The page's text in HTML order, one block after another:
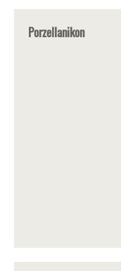
Porzellanikon